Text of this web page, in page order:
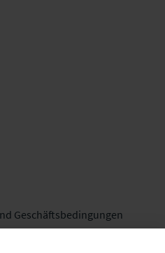
Geschäftsbedingungen